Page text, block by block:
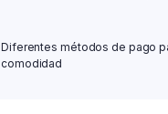
Diferentes métodos de pago
comodidad